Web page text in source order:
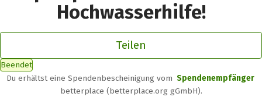
Hochwasserhilfe!
Teilen
Beendet
Du erhältst eine Spendenbescheinigung vom Spendenempfänger
betterplace (betterplace.org gGmbH).